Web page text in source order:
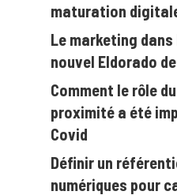
maturation
Le marketing
nouvel Eldorado
Comment le rôle
proximité a été
Covid
Définir un
numériques pour